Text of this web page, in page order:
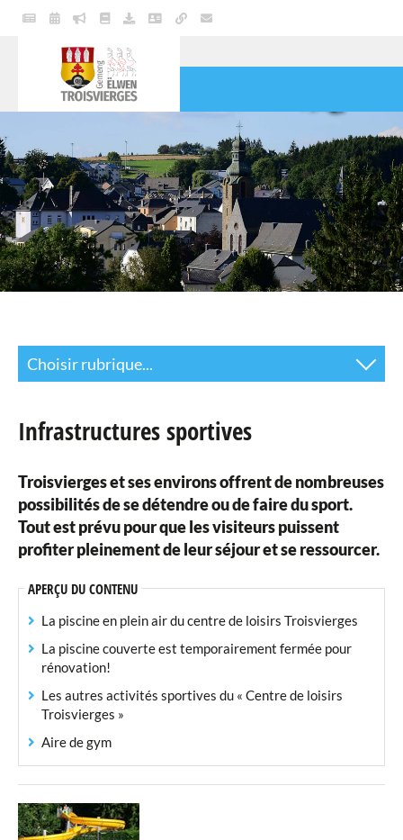
COMMUNE
SERVICES
VIE PRATIQUE
Choisir rubrique...
Jardin de l'Europe
Visit Troisvierges
Camping Troisvierges
Infrastructures sportives
Associations sportives
Associations locales
Grill Troisvierges "Op der Grillplatz"
Infrastructures sportives
Troisvierges et ses environs offrent de nombreuses
possibilités de se détendre ou de faire du sport.
Tout est prévu pour que les visiteurs puissent
profiter pleinement de leur séjour et se ressourcer.
APERÇU DU CONTENU
La piscine en plein air du centre de loisirs Troisvierges
La piscine couverte est temporairement fermée pour
rénovation!
Les autres activités sportives du « Centre de loisirs
Troisvierges »
Aire de gym